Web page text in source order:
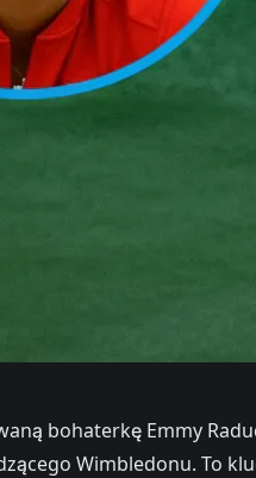
bohaterkę Emmy
Wimbledonu. To